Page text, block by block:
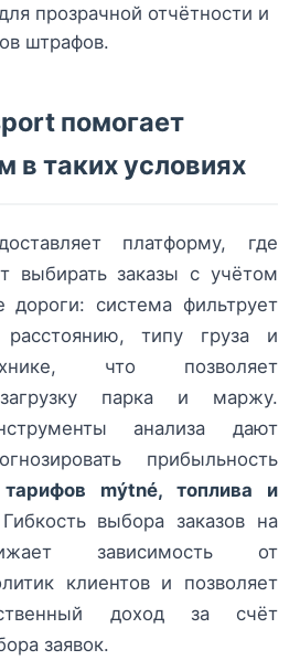
прозрачной отчётности и
штрафов.
помогает
в таких условиях
платформу, где
выбирать заказы с учётом
дороги: система фильтрует
типу груза и
что позволяет
загрузку парка и маржу.
анализа дают
прибыльность
тарифов mýtné, топлива и
выбора заказов на
зависимость от
клиентов и позволяет
доход за счёт
заявок.